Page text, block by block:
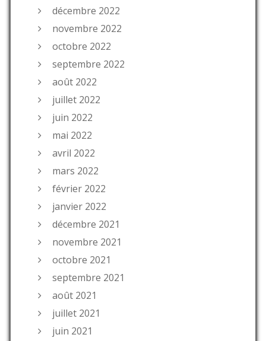
décembre 2022
novembre 2022
octobre 2022
septembre 2022
août 2022
juillet 2022
juin 2022
mai 2022
avril 2022
mars 2022
février 2022
janvier 2022
décembre 2021
novembre 2021
octobre 2021
septembre 2021
août 2021
juillet 2021
juin 2021